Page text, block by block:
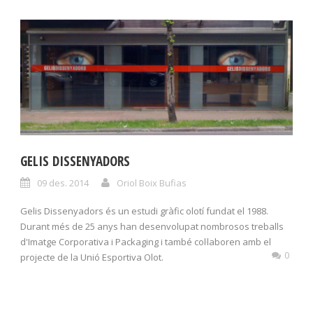
GELIS DISSENYADORS
09 des. 2014 Oriol Boix Bufias
Gelis Dissenyadors és un estudi gràfic olotí fundat el 1988.
Durant més de 25 anys han desenvolupat nombrosos treballs
d'Imatge Corporativa i Packaging i també col·laboren amb el
projecte de la Unió Esportiva Olot.
0